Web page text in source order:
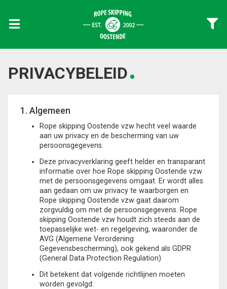
PRIVACYBELEID
1. Algemeen
Rope skipping Oostende vzw hecht veel waarde
aan uw privacy en de bescherming van uw
persoonsgegevens.
Deze privacyverklaring geeft helder en transparant
informatie over hoe Rope skipping Oostende vzw
met de persoonsgegevens omgaat. Er wordt alles
aan gedaan om uw privacy te waarborgen en
Rope skipping Oostende vzw gaat daarom
zorgvuldig om met de persoonsgegevens. Rope
skipping Oostende vzw houdt zich steeds aan de
toepasselijke wet- en regelgeving, waaronder de
AVG (Algemene Verordening
Gegevensbescherming), ook gekend als GDPR
(General Data Protection Regulation)
Dit betekent dat volgende richtlijnen moeten
worden gevolgd: